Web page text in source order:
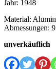
Jahr: 1948
Material:
Abmessungen:
unverkäuflich